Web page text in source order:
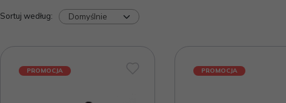
Sortuj według:
PROMOCJA PROMOCJA